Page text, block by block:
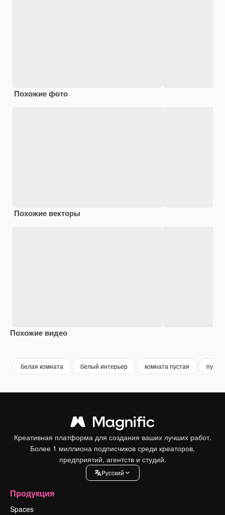
Похожие фото
Похожие векторы
Похожие видео
белая комната белый интерьер комната пустая
Креативная платформа для создания ваших лучших работ.
Более 1 миллиона подписчиков среди креаторов,
предприятий, агентств и студий.
Pусский
Продукция
Spaces